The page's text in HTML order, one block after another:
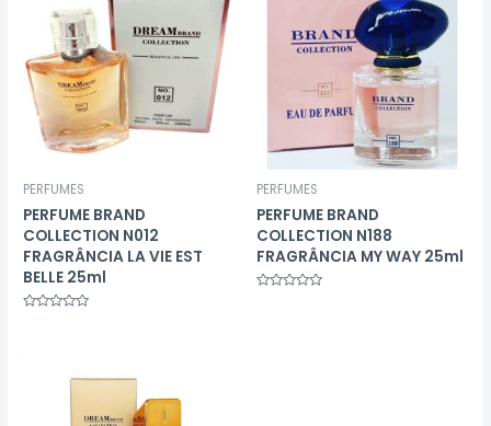
PERFUMES
PERFUME BRAND
COLLECTION N012
FRAGRÂNCIA LA VIE EST
BELLE 25ml
PERFUMES
PERFUME BRAND
COLLECTION N188
FRAGRÂNCIA MY WAY 25ml